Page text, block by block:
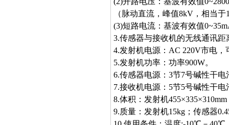
（脉动直流，峰值8kV，相当
(3)短路电流：基波有效值
3.传感器与接收机的无线通讯距
4.发射机电源：AC 220V市电
5.发射机功率：功率900W。
6.传感器电源：3节7号碱性干电
7.接收机电源：5节5号碱性干电
8.体积：发射机
9.质量：发射机15kg；传感器